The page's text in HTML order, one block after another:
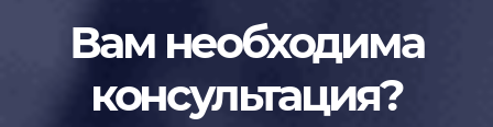
Вам необходима
консультация?